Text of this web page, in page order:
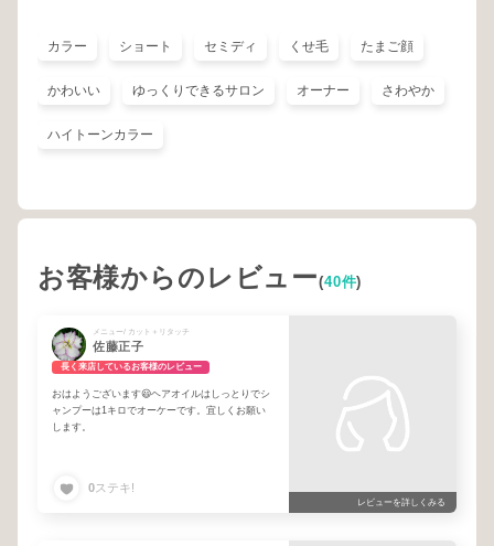
カラー ショート セミディ くせ毛 たまご顔
かわいい ゆっくりできるサロン オーナー さわやか
ハイトーンカラー
お客様からのレビュー(40件)
メニュー/ カット＋リタッチ
佐藤正子
長く来店しているお客様のレビュー
おはようございます😃ヘアオイルはしっとりでシ
ャンプーは1キロでオーケーです。宜しくお願い
します。
0ステキ!
レビューを詳しくみる